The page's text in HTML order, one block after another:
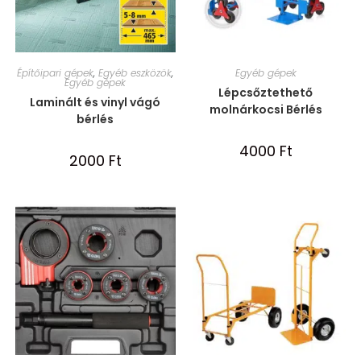
Építőipari gépek,Egyéb eszközök,
Egyéb gépek
Laminált és vinyl vágó
bérlés
2000 Ft
Egyéb gépek
Lépcsőztethető
molnárkocsi Bérlés
4000 Ft